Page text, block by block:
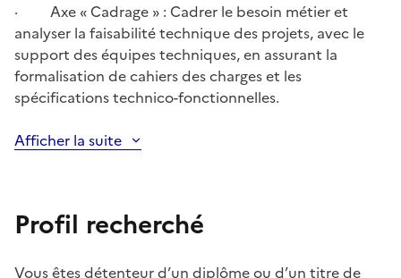
· Axe « Cadrage » : Cadrer le besoin métier et
analyser la faisabilité technique des projets, avec le
support des équipes techniques, en assurant la
formalisation de cahiers des charges et les
spécifications technico-fonctionnelles.
Afficher la suite
Profil recherché
Vous êtes détenteur d’un diplôme ou d’un titre de